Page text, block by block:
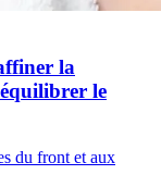
la
le
du front et aux